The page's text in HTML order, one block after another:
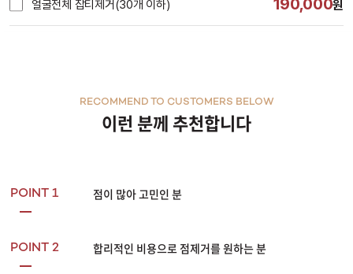
얼굴전체 잡티제거(30개 이하) 190,000원
이런 분께 추천합니다
RECOMMEND TO CUSTOMERS BELOW
POINT 1 점이 많아 고민인 분
POINT 2 합리적인 비용으로 점제거를 원하는 분